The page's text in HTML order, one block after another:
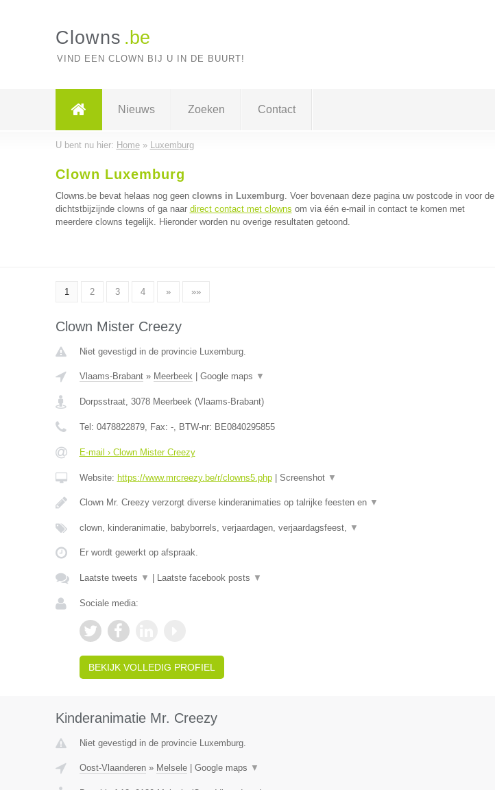
Clowns .be
VIND EEN CLOWN BIJ U IN DE BUURT!
Nieuws Zoeken Contact
U bent nu hier: Home» Luxemburg
Clown Luxemburg
Clowns.be bevat helaas nog geen clowns in Luxemburg. Voer bovenaan deze pagina uw postcode in voor de
dichtstbijzijnde clowns of ga naar direct contact met clowns om via één e-mail in contact te komen met
meerdere clowns tegelijk. Hieronder worden nu overige resultaten getoond.
1 2 3 4 » »»
Clown Mister Creezy
Niet gevestigd in de provincie Luxemburg.
Vlaams-Brabant» Meerbeek| Google maps ▼
Dorpsstraat, 3078 Meerbeek(Vlaams-Brabant)
Tel: 0478822879, Fax: -, BTW-nr: BE0840295855
E-mail › Clown Mister Creezy
Website: https://www.mrcreezy.be/r/clowns5.php| Screenshot ▼
Clown Mr. Creezy verzorgt diverse kinderanimaties op talrijke feesten en ▼
clown, kinderanimatie, babyborrels, verjaardagen, verjaardagsfeest, ▼
Er wordt gewerkt op afspraak.
Laatste tweets ▼ Laatste facebook posts ▼
Sociale media:
BEKIJK VOLLEDIG PROFIEL
Kinderanimatie Mr. Creezy
Niet gevestigd in de provincie Luxemburg.
Oost-Vlaanderen» Melsele| Google maps ▼